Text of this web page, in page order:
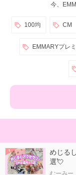
今、
100均 CM
EMMARYプレ
めじる
選💘
むーみー